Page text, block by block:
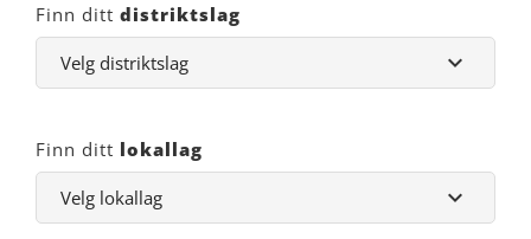
Finn ditt distriktslag
Finn ditt lokallag